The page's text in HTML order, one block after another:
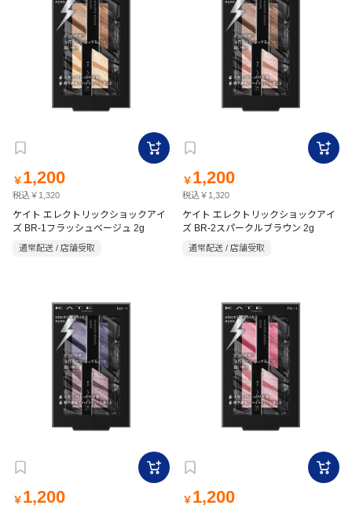
￥ 1,200
税込￥1,320
ケイト エレクトリックショックアイ
ズ BR-1フラッシュベージュ 2g
通常配送 / 店舗受取
￥ 1,200
税込￥1,320
ケイト エレクトリックショックアイ
ズ BR-2スパークルブラウン 2g
通常配送 / 店舗受取
￥ 1,200 ￥ 1,200